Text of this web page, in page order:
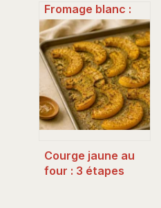
Fromage blanc :
8g de protéines et
bienfaits digestifs
pour votre
équilibre quotidien
Courge jaune au
four : 3 étapes